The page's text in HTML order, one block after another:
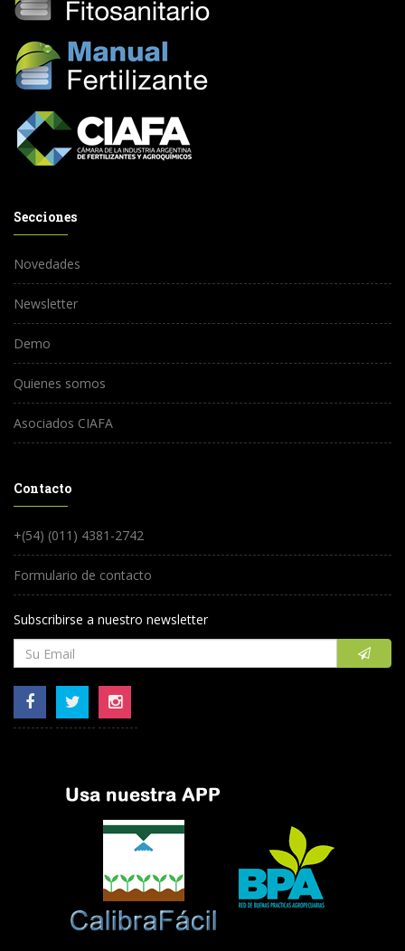
Secciones
Novedades
Newsletter
Demo
Quienes somos
Asociados CIAFA
Contacto
+(54) (011) 4381-2742
Formulario de contacto
Subscribirse a nuestro newsletter